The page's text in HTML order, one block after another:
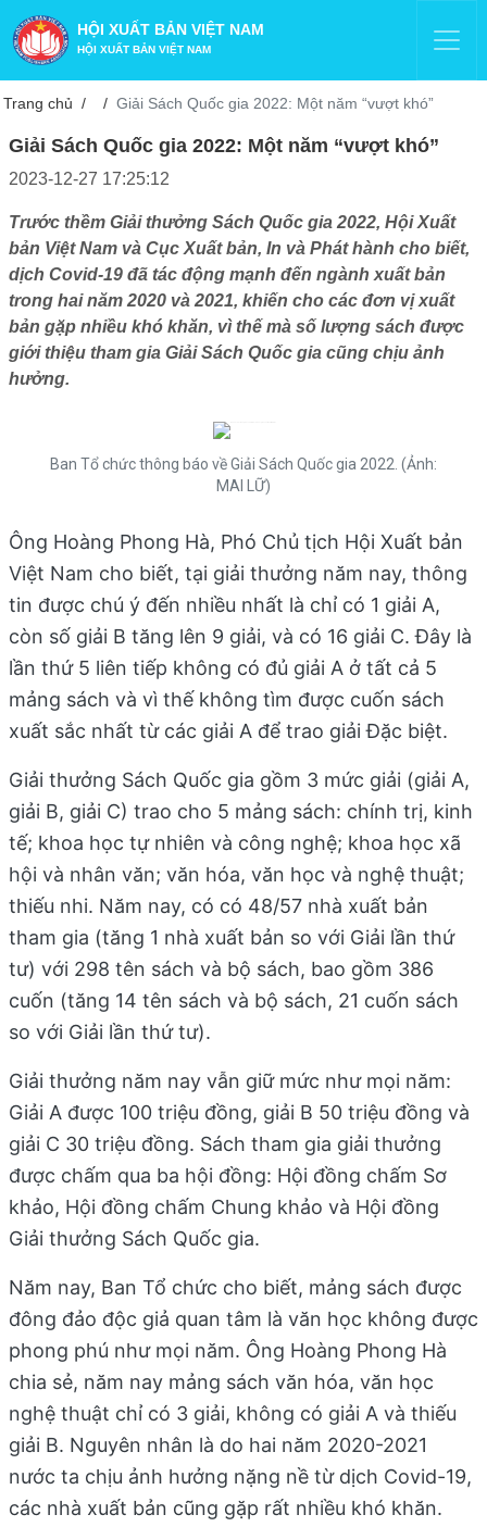
HỘI XUẤT BẢN VIỆT NAM
HỘI XUẤT BẢN VIỆT NAM
Trang chủ Giải Sách Quốc gia 2022: Một năm “vượt khó”
Giải Sách Quốc gia 2022: Một năm “vượt khó”
2023-12-27 17:25:12
Trước thềm Giải thưởng Sách Quốc gia 2022, Hội Xuất
bản Việt Nam và Cục Xuất bản, In và Phát hành cho biết,
dịch Covid-19 đã tác động mạnh đến ngành xuất bản
trong hai năm 2020 và 2021, khiến cho các đơn vị xuất
bản gặp nhiều khó khăn, vì thế mà số lượng sách được
giới thiệu tham gia Giải Sách Quốc gia cũng chịu ảnh
hưởng.
Ban Tổ chức thông báo về Giải Sách Quốc gia 2022. (Ảnh:
MAI LỮ)
Ông Hoàng Phong Hà, Phó Chủ tịch Hội Xuất bản
Việt Nam cho biết, tại giải thưởng năm nay, thông
tin được chú ý đến nhiều nhất là chỉ có 1 giải A,
còn số giải B tăng lên 9 giải, và có 16 giải C. Đây là
lần thứ 5 liên tiếp không có đủ giải A ở tất cả 5
mảng sách và vì thế không tìm được cuốn sách
xuất sắc nhất từ các giải A để trao giải Đặc biệt.
Giải thưởng Sách Quốc gia gồm 3 mức giải (giải A,
giải B, giải C) trao cho 5 mảng sách: chính trị, kinh
tế; khoa học tự nhiên và công nghệ; khoa học xã
hội và nhân văn; văn hóa, văn học và nghệ thuật;
thiếu nhi. Năm nay, có có 48/57 nhà xuất bản
tham gia (tăng 1 nhà xuất bản so với Giải lần thứ
tư) với 298 tên sách và bộ sách, bao gồm 386
cuốn (tăng 14 tên sách và bộ sách, 21 cuốn sách
so với Giải lần thứ tư).
Giải thưởng năm nay vẫn giữ mức như mọi năm:
Giải A được 100 triệu đồng, giải B 50 triệu đồng và
giải C 30 triệu đồng. Sách tham gia giải thưởng
được chấm qua ba hội đồng: Hội đồng chấm Sơ
khảo, Hội đồng chấm Chung khảo và Hội đồng
Giải thưởng Sách Quốc gia.
Năm nay, Ban Tổ chức cho biết, mảng sách được
đông đảo độc giả quan tâm là văn học không được
phong phú như mọi năm. Ông Hoàng Phong Hà
chia sẻ, năm nay mảng sách văn hóa, văn học
nghệ thuật chỉ có 3 giải, không có giải A và thiếu
giải B. Nguyên nhân là do hai năm 2020-2021
nước ta chịu ảnh hưởng nặng nề từ dịch Covid-19,
các nhà xuất bản cũng gặp rất nhiều khó khăn.